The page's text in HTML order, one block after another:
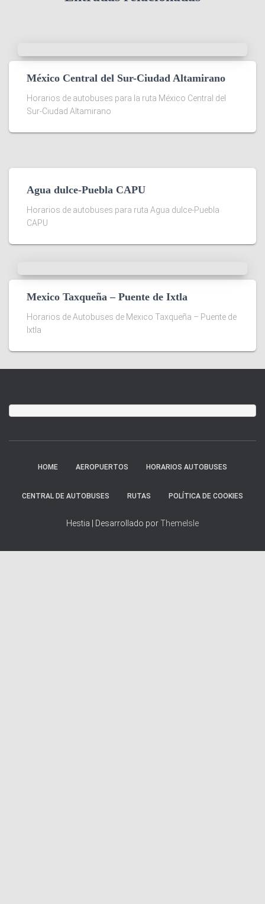
México Central del Sur-Ciudad Altamirano
Horarios de autobuses para la ruta México Central del
Sur-Ciudad Altamirano
Agua dulce-Puebla CAPU
Horarios de autobuses para ruta Agua dulce-Puebla
CAPU
Mexico Taxqueña – Puente de Ixtla
Horarios de Autobuses de Mexico Taxqueña – Puente de
Ixtla
HOME AEROPUERTOS HORARIOS AUTOBUSES
CENTRAL DE AUTOBUSES RUTAS POLÍTICA DE COOKIES
Hestia | Desarrollado porThemeIsle